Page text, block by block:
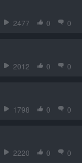
2477 0 0
2012 0 0
1798 0 0
2220 0 0